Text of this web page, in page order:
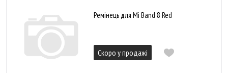
Ремінець для Mi Band 8 Red
Скоро у продажі